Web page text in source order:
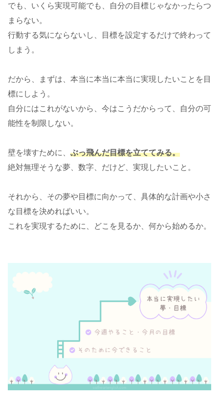
でも、いくら実現可能でも、自分の目標じゃなかったらつ
まらない。
行動する気にならないし、目標を設定するだけで終わって
しまう。
だから、まずは、本当に本当に本当に実現したいことを目
標にしよう。
自分にはこれがないから、今はこうだからって、自分の可
能性を制限しない。
壁を壊すために、 ぶっ飛んだ目標を立ててみる。
絶対無理そうな夢、数字、だけど、実現したいこと。
それから、その夢や目標に向かって、具体的な計画や小さ
な目標を決めればいい。
これを実現するために、どこを見るか、何から始めるか。